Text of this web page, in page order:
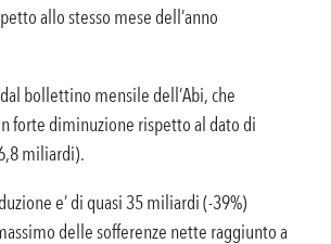
allo stesso mese dell’anno
bollettino mensile dell’Abi, che
forte diminuzione rispetto al dato di
miliardi).
e’ di quasi 35 miliardi (-39%)
delle sofferenze nette raggiunto a